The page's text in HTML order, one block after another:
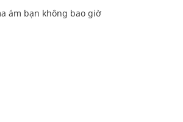
ám bạn không bao giờ